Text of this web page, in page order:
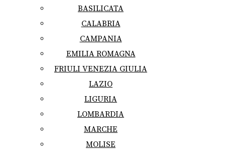
BASILICATA
CALABRIA
CAMPANIA
EMILIA ROMAGNA
FRIULI VENEZIA GIULIA
LAZIO
LIGURIA
LOMBARDIA
MARCHE
MOLISE